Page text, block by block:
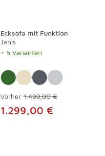
Ecksofa mit Funktion
Janis
+ 5 Varianten
Vorher 1.499,00 €
1.299,00 €